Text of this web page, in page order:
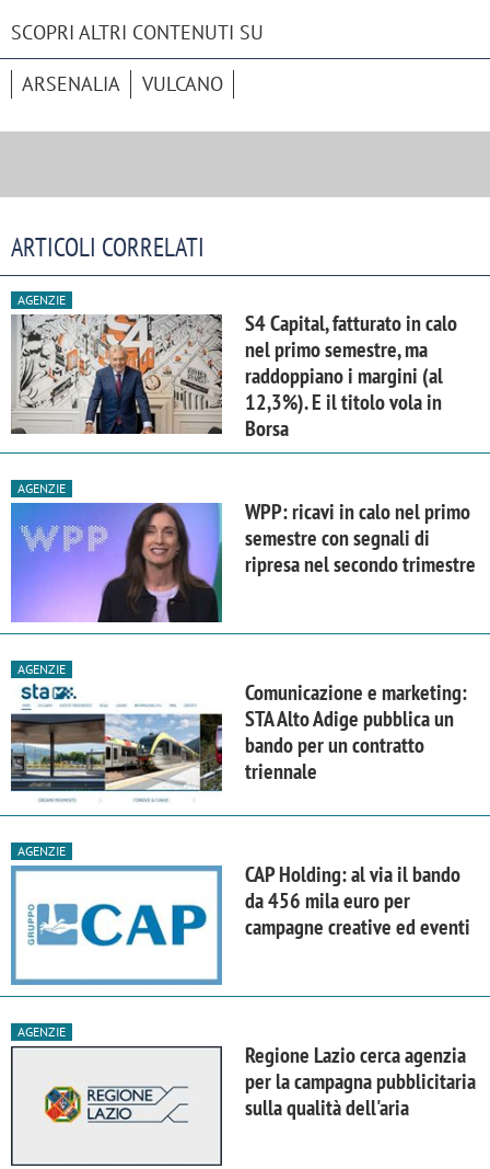
SCOPRI ALTRI CONTENUTI SU
ARSENALIA VULCANO
ARTICOLI CORRELATI
AGENZIE
S4 Capital, fatturato in calo
nel primo semestre, ma
raddoppiano i margini (al
12,3%). E il titolo vola in
Borsa
AGENZIE
WPP: ricavi in calo nel primo
semestre con segnali di
ripresa nel secondo trimestre
AGENZIE
Comunicazione e marketing:
STA Alto Adige pubblica un
bando per un contratto
triennale
AGENZIE
CAP Holding: al via il bando
da 456 mila euro per
campagne creative ed eventi
AGENZIE
Regione Lazio cerca agenzia
per la campagna pubblicitaria
sulla qualità dell'aria